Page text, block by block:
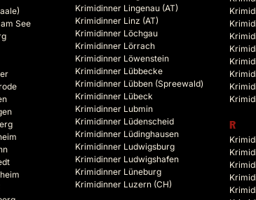
See
Krimidinner Lingenau (AT)
Krimidinner Linz (AT)
Krimidinner Löchgau
Krimidinner Lörrach
Krimidinner Löwenstein
Krimidinner Lübbecke
Krimidinner Lübben (Spreewald)
Krimidinner Lübeck
Krimidinner Lubmin
Krimidinner Lüdenscheid
Krimidinner Lüdinghausen
Krimidinner Ludwigsburg
Krimidinner Ludwigshafen
Krimidinner Lüneburg
Krimidinner Luzern (CH)
R